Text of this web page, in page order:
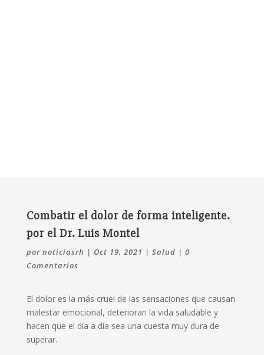
Combatir el dolor de forma inteligente.
por el Dr. Luis Montel
por noticiasrh | Oct 19, 2021 | Salud | 0
Comentarios
El dolor es la más cruel de las sensaciones que causan
malestar emocional, deterioran la vida saludable y
hacen que el día a día sea una cuesta muy dura de
superar.